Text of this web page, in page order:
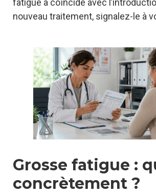
fatigue a coïncidé avec
nouveau traitement, signalez-le à
Grosse fatigue :
concrètement ?